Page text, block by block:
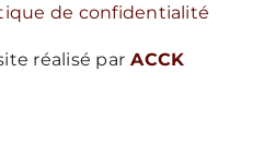
de confidentialité
réalisé par ACCK